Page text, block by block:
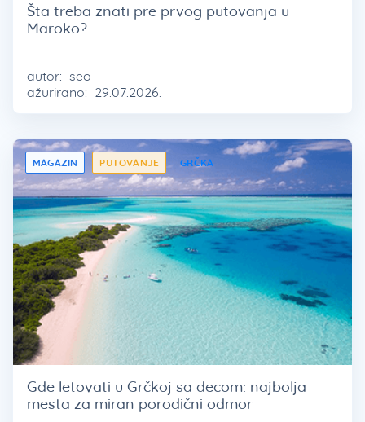
Šta treba znati pre prvog putovanja u
Maroko?
autor: seo
ažurirano: 29.07.2026.
MAGAZIN PUTOVANJE GRČKA
Gde letovati u Grčkoj sa decom: najbolja
mesta za miran porodični odmor